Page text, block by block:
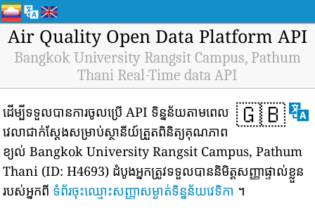
Air Quality Open Data Platform API
Bangkok University Rangsit Campus, Pathum
Thani Real-Time data API
🇬🇧
ដើម្បីទទួលបានការចូលប្រើ API ទិន្នន័យតាមពេល
វេលាជាក់ស្តែងសម្រាប់ស្ថានីយ៍ត្រួតពិនិត្យគុណភាព
ខ្យល់ Bangkok University Rangsit Campus, Pathum
Thani (ID: H4693) ដំបូងអ្នកត្រូវទទួលបាននិមិត្តសញ្ញាផ្ទាល់ខ្លួន
របស់អ្នកពី ទំព័រចុះឈ្មោះសញ្ញាសម្ងាត់ទិន្នន័យវេទិកា ។